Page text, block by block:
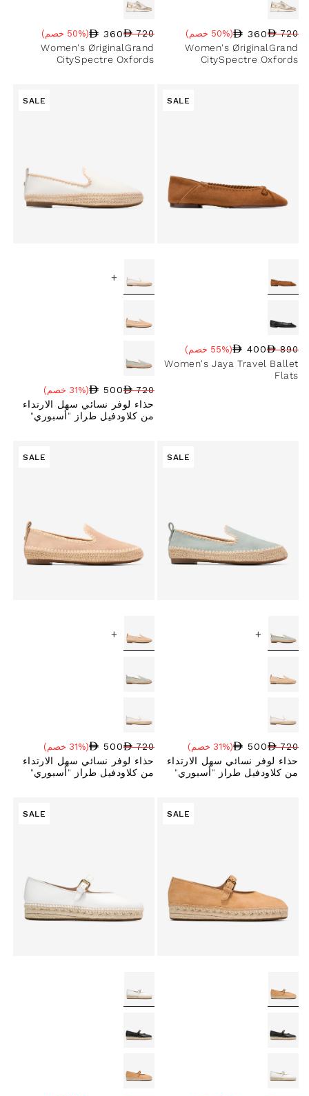
السعر العادي
720
سعر البيع
360
نسبة الخصم
(50% خصم)
Women's ØriginalGrand
CitySpectre Oxfords
السعر العادي
720
سعر البيع
360
نسبة الخصم
(50% خصم)
Women's ØriginalGrand
CitySpectre Oxfords
SALE
السعر العادي
890
سعر البيع
400
نسبة الخصم
(55% خصم)
Women's Jaya Travel Ballet
Flats
SALE
+
السعر العادي
720
سعر البيع
500
نسبة الخصم
(31% خصم)
حذاء لوفر نسائي سهل الارتداء
من كلاودفيل طراز "أسبوري"
SALE
+
السعر العادي
720
سعر البيع
500
نسبة الخصم
(31% خصم)
حذاء لوفر نسائي سهل الارتداء
من كلاودفيل طراز "أسبوري"
SALE
+
السعر العادي
720
سعر البيع
500
نسبة الخصم
(31% خصم)
حذاء لوفر نسائي سهل الارتداء
من كلاودفيل طراز "أسبوري"
SALE
SALE